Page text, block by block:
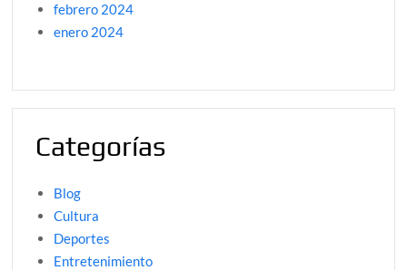
febrero 2024
enero 2024
Categorías
Blog
Cultura
Deportes
Entretenimiento